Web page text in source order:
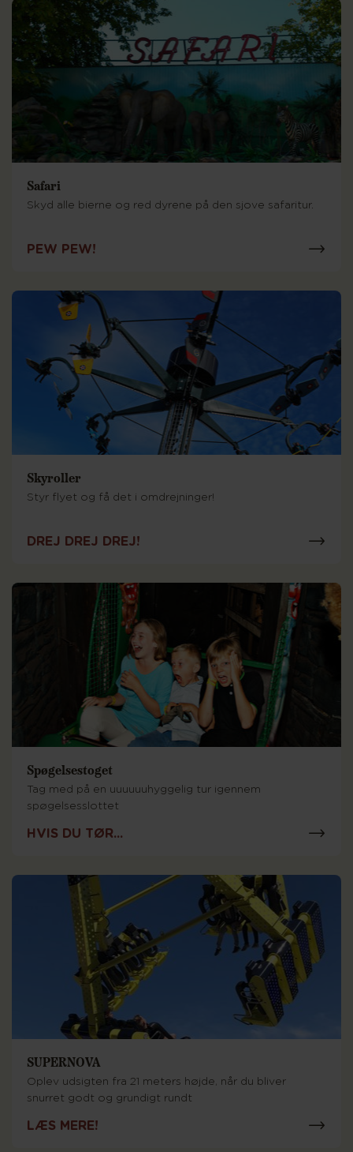
Safari
Skyd alle bierne og red dyrene på den sjove safaritur.
PEW PEW!
Skyroller
Styr flyet og få det i omdrejninger!
DREJ DREJ DREJ!
Spøgelsestoget
Tag med på en uuuuuuhyggelig tur igennem
spøgelsesslottet
HVIS DU TØR...
SUPERNOVA
Oplev udsigten fra 21 meters højde, når du bliver
snurret godt og grundigt rundt
LÆS MERE!